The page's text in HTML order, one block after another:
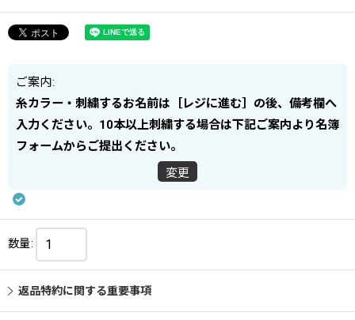
ご案内:
糸カラー・刺繍するお名前は［レジに進む］の後、備考欄へ
入力ください。10本以上刺繍する場合は下記ご案内より名簿
フォームからご提出ください。
変更
数量:
返品特約に関する重要事項